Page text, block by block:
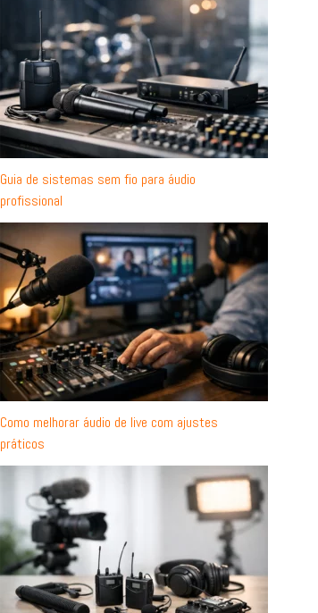
Guia de sistemas sem fio para áudio
profissional
Como melhorar áudio de live com ajustes
práticos